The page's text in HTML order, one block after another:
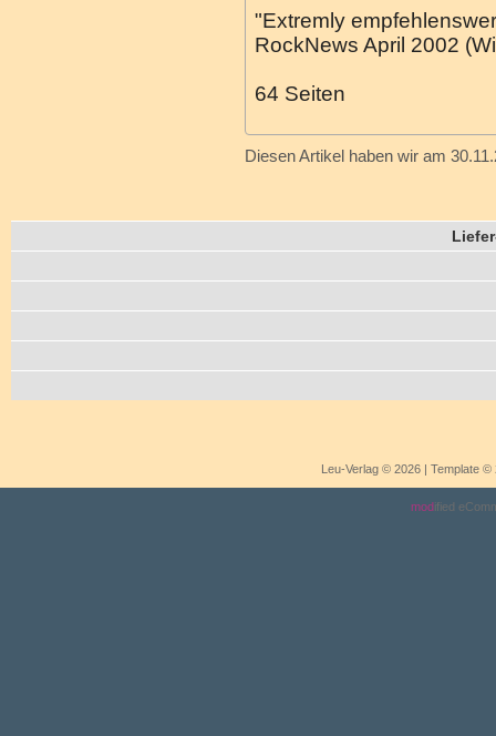
"Extremly
RockNews April 2002
64 Seiten
Diesen Artikel haben wir am
Leu-Verlag © 2026 | Template
modified